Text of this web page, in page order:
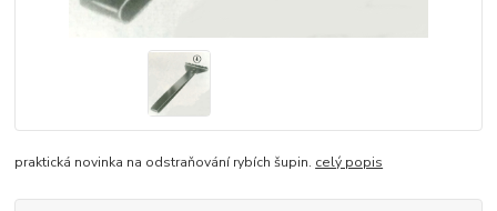
praktická novinka na odstraňování rybích šupin. celý popis